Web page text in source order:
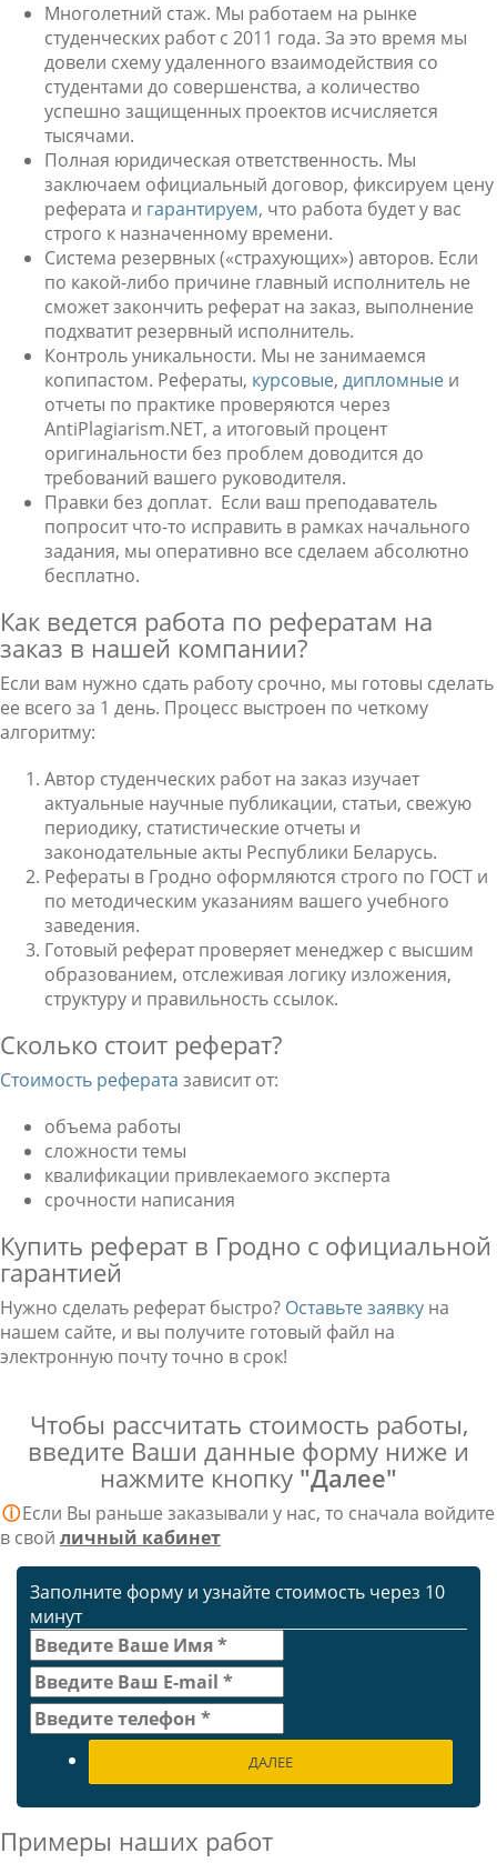
Многолетний стаж. Мы работаем на рынке
студенческих работ с 2011 года. За это время мы
довели схему удаленного взаимодействия со
студентами до совершенства, а количество
успешно защищенных проектов исчисляется
тысячами.
Полная юридическая ответственность. Мы
заключаем официальный договор, фиксируем цену
реферата и гарантируем, что работа будет у вас
строго к назначенному времени.
Система резервных («страхующих») авторов. Если
по какой-либо причине главный исполнитель не
сможет закончить реферат на заказ, выполнение
подхватит резервный исполнитель.
Контроль уникальности. Мы не занимаемся
копипастом. Рефераты, курсовые, дипломные и
отчеты по практике проверяются через
AntiPlagiarism.NET, а итоговый процент
оригинальности без проблем доводится до
требований вашего руководителя.
Правки без доплат. Если ваш преподаватель
попросит что-то исправить в рамках начального
задания, мы оперативно все сделаем абсолютно
бесплатно.
Как ведется работа по рефератам на
заказ в нашей компании?
Если вам нужно сдать работу срочно, мы готовы сделать
ее всего за 1 день. Процесс выстроен по четкому
алгоритму:
Автор студенческих работ на заказ изучает
актуальные научные публикации, статьи, свежую
периодику, статистические отчеты и
законодательные акты Республики Беларусь.
Рефераты в Гродно оформляются строго по ГОСТ и
по методическим указаниям вашего учебного
заведения.
Готовый реферат проверяет менеджер с высшим
образованием, отслеживая логику изложения,
структуру и правильность ссылок.
Сколько стоит реферат?
Стоимость реферата зависит от:
объема работы
сложности темы
квалификации привлекаемого эксперта
срочности написания
Купить реферат в Гродно с официальной
гарантией
Нужно сделать реферат быстро? Оставьте заявку на
нашем сайте, и вы получите готовый файл на
электронную почту точно в срок!
Чтобы рассчитать стоимость работы,
введите Ваши данные форму ниже и
нажмите кнопку "Далее"
ⓘЕсли Вы раньше заказывали у нас, то сначала войдите
в свой личный кабинет
Заполните форму и узнайте стоимость через 10
минут
ДАЛЕЕ
Примеры наших работ